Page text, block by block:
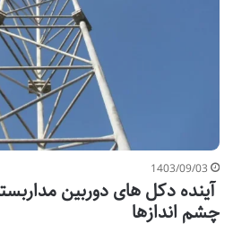
1403/09/03
آینده دکل های دوربین
چشم اندازها